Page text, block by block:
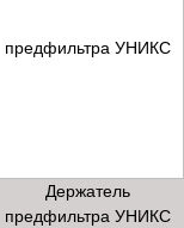
Держатель
предфильтра УНИКС